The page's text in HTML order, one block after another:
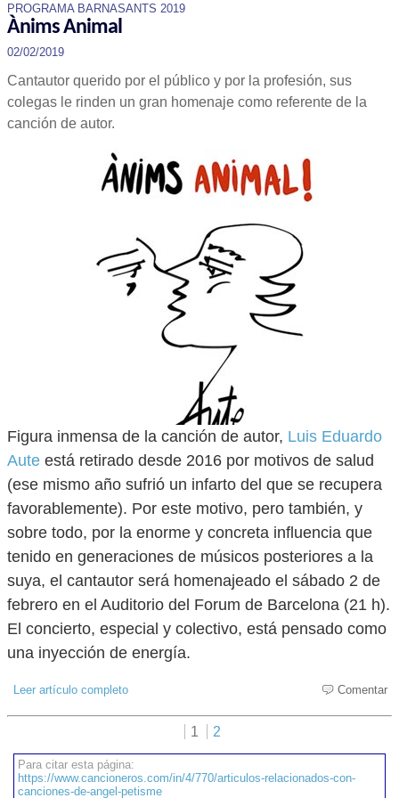
PROGRAMA BARNASANTS 2019
Ànims Animal
02/02/2019
Cantautor querido por el público y por la profesión, sus
colegas le rinden un gran homenaje como referente de la
canción de autor.
Figura inmensa de la canción de autor, Luis Eduardo
Aute está retirado desde 2016 por motivos de salud
(ese mismo año sufrió un infarto del que se recupera
favorablemente). Por este motivo, pero también, y
sobre todo, por la enorme y concreta influencia que
tenido en generaciones de músicos posteriores a la
suya, el cantautor será homenajeado el sábado 2 de
febrero en el Auditorio del Forum de Barcelona (21 h).
El concierto, especial y colectivo, está pensado como
una inyección de energía.
Leer artículo completo Comentar
1 2
Para citar esta página:
https://www.cancioneros.com/in/4/770/articulos-relacionados-con-
canciones-de-angel-petisme